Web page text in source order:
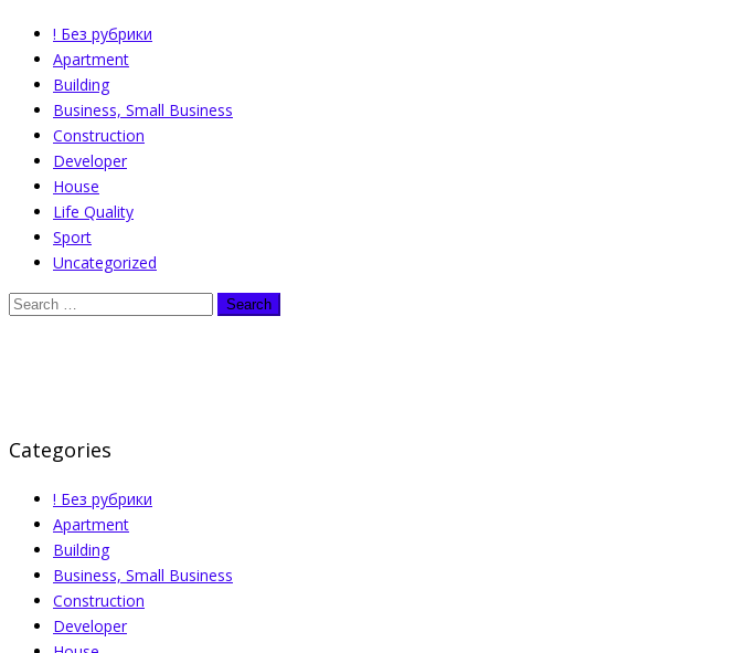
! Без рубрики
Apartment
Building
Business, Small Business
Construction
Developer
House
Life Quality
Sport
Uncategorized
Categories
! Без рубрики
Apartment
Building
Business, Small Business
Construction
Developer